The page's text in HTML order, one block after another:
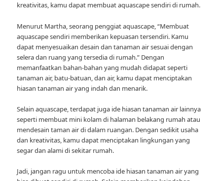
kreativitas, kamu dapat membuat aquascape sendiri di rumah.
Menurut Martha, seorang penggiat aquascape, “Membuat
aquascape sendiri memberikan kepuasan tersendiri. Kamu
dapat menyesuaikan desain dan tanaman air sesuai dengan
selera dan ruang yang tersedia di rumah.” Dengan
memanfaatkan bahan-bahan yang mudah didapat seperti
tanaman air, batu-batuan, dan air, kamu dapat menciptakan
hiasan tanaman air yang indah dan menarik.
Selain aquascape, terdapat juga ide hiasan tanaman air lainnya
seperti membuat mini kolam di halaman belakang rumah atau
mendesain taman air di dalam ruangan. Dengan sedikit usaha
dan kreativitas, kamu dapat menciptakan lingkungan yang
segar dan alami di sekitar rumah.
Jadi, jangan ragu untuk mencoba ide hiasan tanaman air yang